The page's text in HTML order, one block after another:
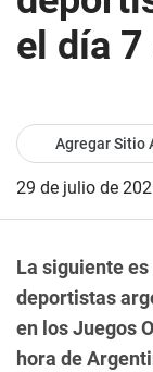
el día
Agregar Sitio
29 de julio de
La siguiente
deportistas
en los Juegos
hora de